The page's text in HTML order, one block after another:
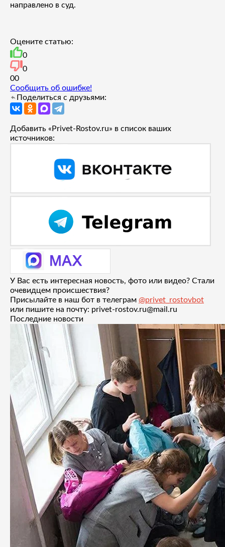
направлено в суд.
Оцените статью:
0
0
00
Сообщить об ошибке!
Поделиться с друзьями:
Добавить «Privet-Rostov.ru» в список ваших
источников:
У Вас есть интересная новость, фото или видео? Стали
очевидцем происшествия?
Присылайте в наш бот в телеграм @privet_rostovbot
или пишите на почту: privet-rostov.ru@mail.ru
Последние новости